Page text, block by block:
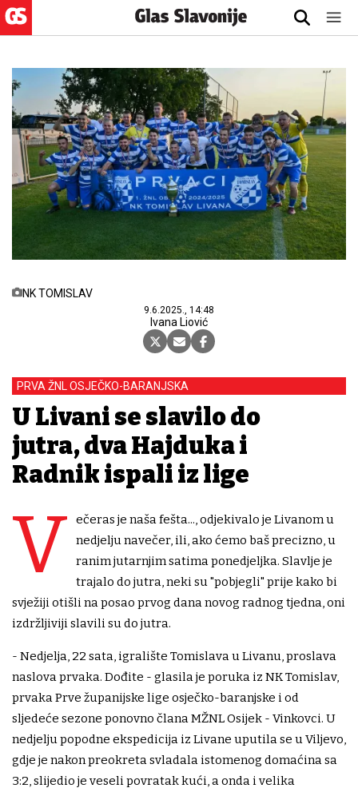
NK TOMISLAV
9.6.2025., 14:48
Ivana Liović
PRVA ŽNL OSJEČKO-BARANJSKA
U Livani se slavilo do
jutra, dva Hajduka i
Radnik ispali iz lige
V
ečeras je naša fešta..., odjekivalo je Livanom u
nedjelju navečer, ili, ako ćemo baš precizno, u
ranim jutarnjim satima ponedjeljka. Slavlje je
trajalo do jutra, neki su "pobjegli" prije kako bi
svježiji otišli na posao prvog dana novog radnog tjedna, oni
izdržljiviji slavili su do jutra.
- Nedjelja, 22 sata, igralište Tomislava u Livanu, proslava
naslova prvaka. Dođite - glasila je poruka iz NK Tomislav,
prvaka Prve županijske lige osječko-baranjske i od
sljedeće sezone ponovno člana MŽNL Osijek - Vinkovci. U
nedjelju popodne ekspedicija iz Livane uputila se u Viljevo,
gdje je nakon preokreta svladala istomenog domaćina sa
3:2, slijedio je veseli povratak kući, a onda i velika